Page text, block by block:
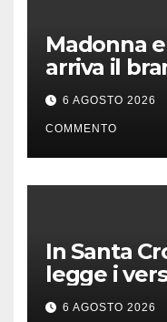
Madonna
arriva il
6 AGOSTO 2026
COMMENTO
In Santa
legge i
per6 AGOSTO 2026